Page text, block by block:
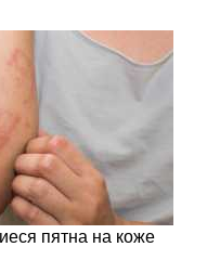
пятна на коже